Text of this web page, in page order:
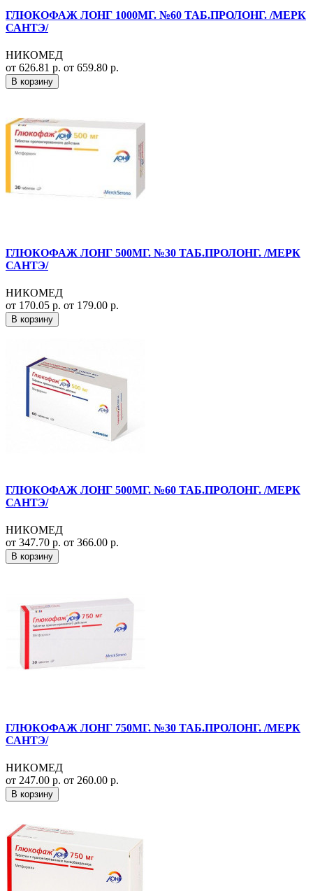
ГЛЮКОФАЖ ЛОНГ 1000МГ. №60 ТАБ.ПРОЛОНГ. /МЕРК
САНТЭ/
НИКОМЕД
от 626.81 р. от 659.80 р.
В корзину
ГЛЮКОФАЖ ЛОНГ 500МГ. №30 ТАБ.ПРОЛОНГ. /МЕРК
САНТЭ/
НИКОМЕД
от 170.05 р. от 179.00 р.
В корзину
ГЛЮКОФАЖ ЛОНГ 500МГ. №60 ТАБ.ПРОЛОНГ. /МЕРК
САНТЭ/
НИКОМЕД
от 347.70 р. от 366.00 р.
В корзину
ГЛЮКОФАЖ ЛОНГ 750МГ. №30 ТАБ.ПРОЛОНГ. /МЕРК
САНТЭ/
НИКОМЕД
от 247.00 р. от 260.00 р.
В корзину